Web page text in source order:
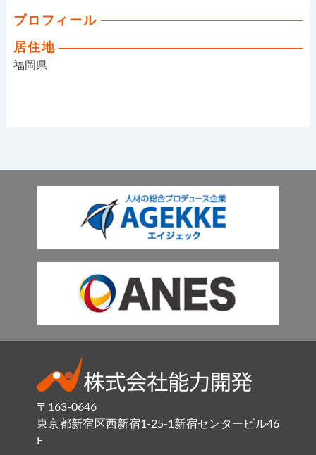
プロフィール
居住地
福岡県
〒163-0646
東京都新宿区西新宿1-25-1新宿センタービル46
F